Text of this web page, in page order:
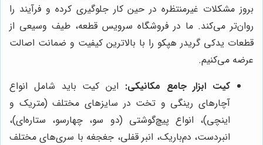
بروز مشکلات غیرمنتظره در حین کار جلوگیری کرده و فرآیند را
روان‌تر می‌کند. ما در فروشگاه سرویس قطعه، طیف وسیعی از
قطعات یدکی گریدر هپکو را با بالاترین کیفیت و ضمانت اصالت
عرضه می‌کنیم.
کیت ابزار جامع مکانیکی: این کیت باید شامل انواع
آچارهای رینگی و تخت در سایزهای مختلف (متریک و
اینچی)، انواع پیچ‌گوشتی (دو سو، چهارسو، ستاره‌ای)،
انبردست، دم‌باریک، انبر قفلی، جغجغه با سری‌های مختلف